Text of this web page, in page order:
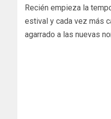
Recién empieza la
estival y cada vez más
agarrado a las nuevas